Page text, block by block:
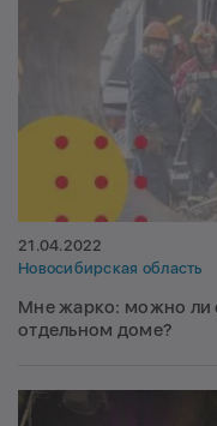
21.04.2022
Новосибирская область
Мне жарко: можно ли
отдельном доме?